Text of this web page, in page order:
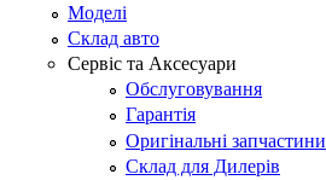
Моделі
Склад авто
Сервіс та Аксесуари
Обслуговування
Гарантія
Оригінальні запчастини
Склад для Дилерів